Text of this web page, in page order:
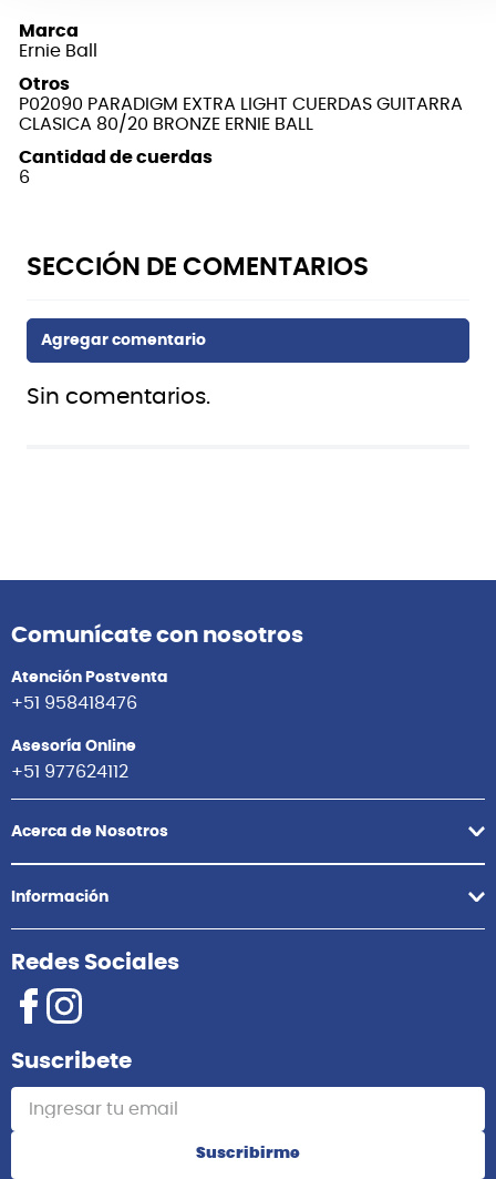
Marca
Ernie Ball
Otros
P02090 PARADIGM EXTRA LIGHT CUERDAS GUITARRA
CLASICA 80/20 BRONZE ERNIE BALL
Cantidad de cuerdas
6
Sin comentarios.
Comunícate con nosotros
Atención Postventa
+51 958418476
Asesoría Online
+51 977624112
Acerca de Nosotros
Información
Redes Sociales
Suscribete
Suscribirme